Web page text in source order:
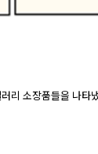
리 소장품들을 나